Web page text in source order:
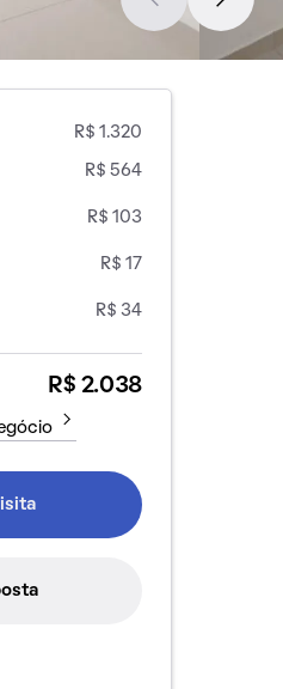
R$ 1.320
R$ 564
R$ 103
R$ 17
R$ 34
R$ 2.038